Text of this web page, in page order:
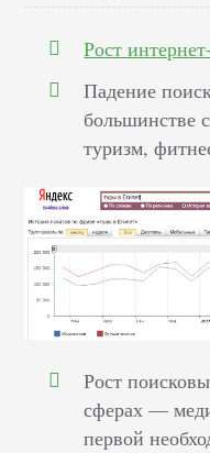
Рост
Падение
большинстве
туризм,
Рост
сферах —
первой